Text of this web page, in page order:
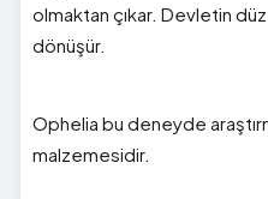
olmaktan çıkar. Devletin
dönüşür.
Ophelia bu deneyde
malzemesidir.